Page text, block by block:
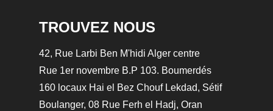
TROUVEZ NOUS
42, Rue Larbi Ben M'hidi Alger centre
Rue 1er novembre B.P 103. Boumerdés
160 locaux Hai el Bez Chouf Lekdad, Sétif
Boulanger, 08 Rue Ferh el Hadj, Oran